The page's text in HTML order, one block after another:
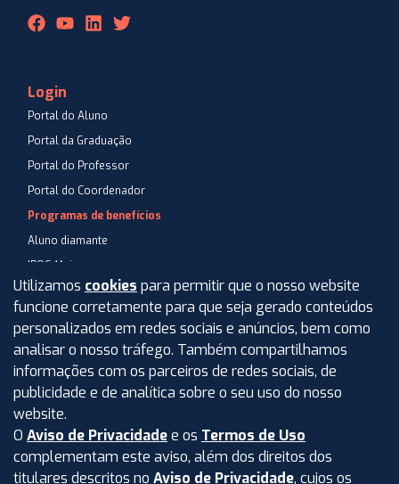
Login
Portal do Aluno
Portal da Graduação
Portal do Professor
Portal do Coordenador
Programas de benefícios
Aluno diamante
IPOG Mais
Blog
Central de Atendimento
Perguntas Frequentes
Aviso de privacidade
Termos de uso
Intranet
Utilizamos cookies para permitir que o nosso website
funcione corretamente para que seja gerado conteúdos
personalizados em redes sociais e anúncios, bem como
analisar o nosso tráfego. Também compartilhamos
informações com os parceiros de redes sociais, de
publicidade e de analítica sobre o seu uso do nosso
website.
O Aviso de Privacidadee os Termos de Uso
complementam este aviso, além dos direitos dos
titulares descritos no Aviso de Privacidade, cujos os